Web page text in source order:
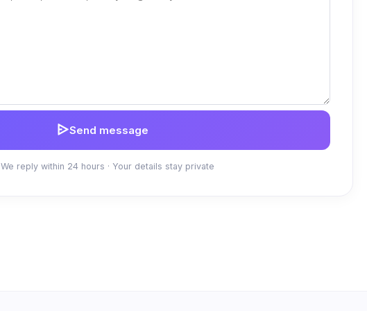
Send message
We reply within 24 hours · Your details stay private